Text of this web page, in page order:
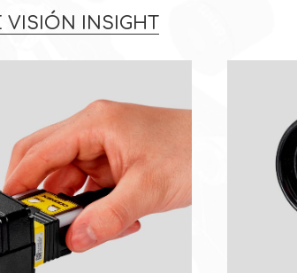
VISIÓN INSIGHT